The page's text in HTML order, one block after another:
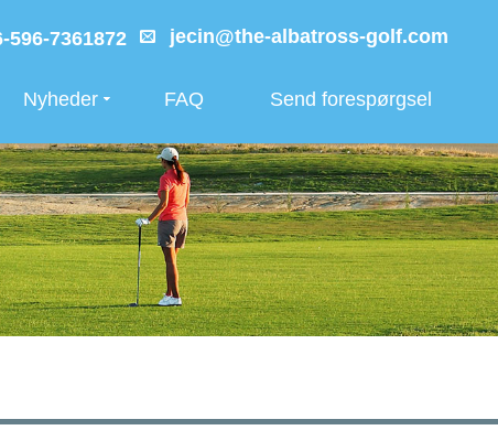
596-7361872 jecin@the-albatross-golf.com
Nyheder FAQ Send forespørgsel